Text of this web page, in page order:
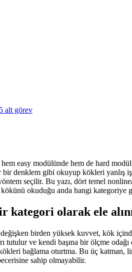
alt görev
easy modülünde hem de hard
denklem gibi okuyup kökleri
yöntem seçilir. Bu yazı, dört temel
okuduğu anda hangi
kategori olarak ele
birden yüksek kuvvet, kök içinde
ve kendi başına bir ölçme
bağlama oturtma. Bu üç katman,
sahip olmayabilir.